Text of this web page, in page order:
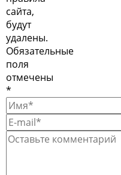
сайта,
будут
удалены.
Обязательные
поля
отмечены
*